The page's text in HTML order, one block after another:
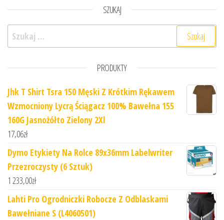
SZUKAJ
Szukaj:
PRODUKTY
Jhk T Shirt Tsra 150 Męski Z Krótkim Rękawem
Wzmocniony Lycrą Ściągacz 100% Bawełna 155
160G Jasnożółto Zielony 2Xl
17,06zł
Dymo Etykiety Na Rolce 89x36mm Labelwriter
Przezroczysty (6 Sztuk)
1 233,00zł
Lahti Pro Ogrodniczki Robocze Z Odblaskami
Bawełniane S (L4060501)